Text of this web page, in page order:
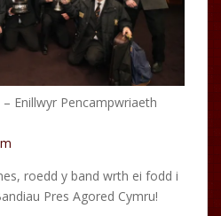
Enillwyr Pencampwriaeth
roedd y band wrth ei fodd i
Pres Agored Cymru!